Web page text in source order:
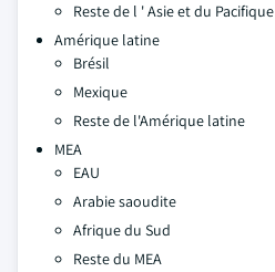
Reste de l ' Asie et du Pacifique
Amérique latine
Brésil
Mexique
Reste de l'Amérique latine
MEA
EAU
Arabie saoudite
Afrique du Sud
Reste du MEA